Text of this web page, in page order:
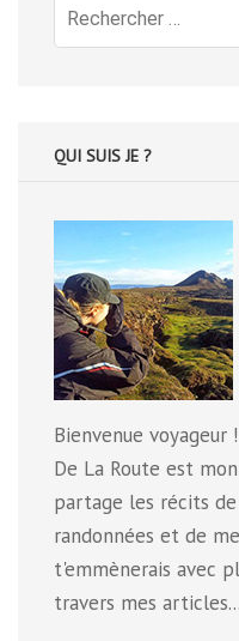
Recherche
pour
QUI SUIS JE ?
Bienvenue voyageur
De La Route est
partage les récits
randonnées et de
t'emmènerais avec
travers mes articles...